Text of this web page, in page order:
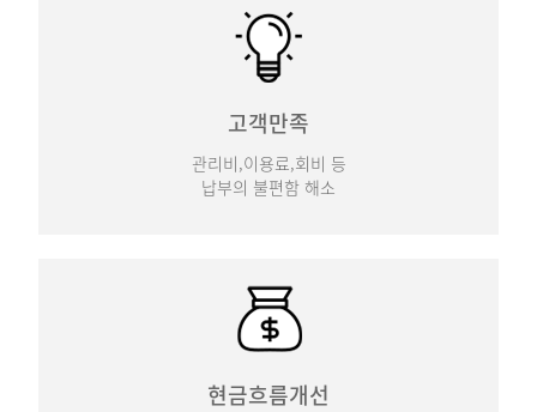
고객만족
관리비,이용료,회비 등
납부의 불편함 해소
현금흐름개선